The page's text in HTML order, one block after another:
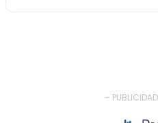
-